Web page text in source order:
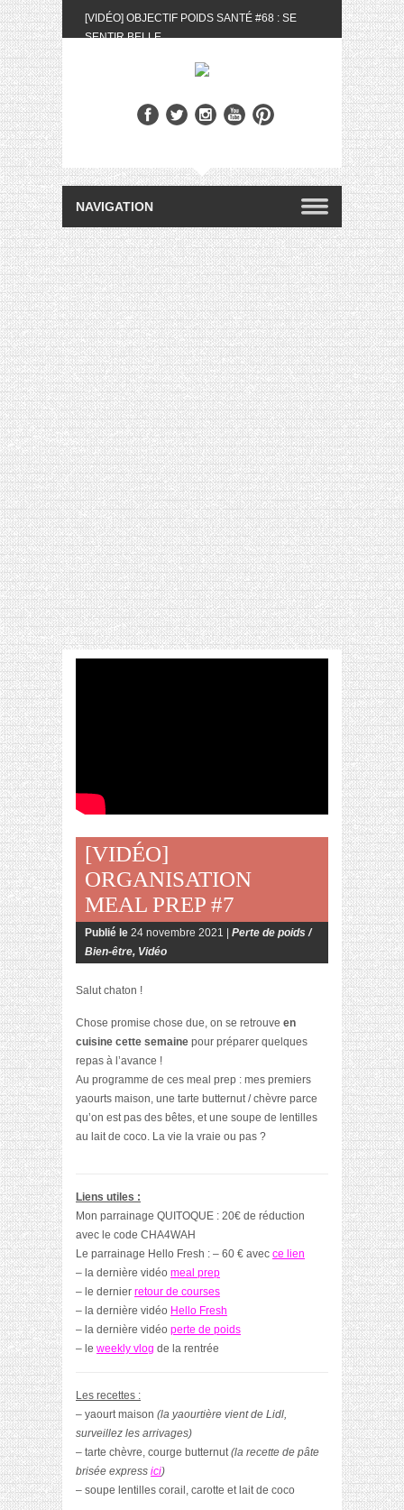
[VIDÉO] OBJECTIF POIDS SANTÉ #68 : SE
SENTIR BELLE
BIOTYFULL BOX DU MOIS DE MAI 2024 FEAT.
[VIDÉO] QUITOQUE #10 : MEAL PREP &
CONVIVIALITÉ
[VIDÉO] UNBOXING : LES MY LITTLE &
BIOTYFULL BOX DU MOIS D’AVRIL 2024
FEAT. AKILA
[VIDÉO] OBJECTIF POIDS SANTÉ #67 : L’AVIS
DES AUTRES, CE N’EST QUE LA VIE DES
AUTRES
[VIDÉO] UNBOXING : LES MY LITTLE &
BIOTYFULL BOX DES MOIS DE FÉVRIER ET
MARS 2024 FEAT. AKILA
[VIDÉO] LA SÉLECTION DU MOIS
#JANVIER2024
[VIDÉO] HELLOFRESH #34 : IDÉES
RECETTES RISOTTO
[VIDÉO]
ORGANISATION
MEAL PREP #7
Publié le 24 novembre 2021 | Perte de poids /
Bien-être, Vidéo
Salut chaton !
Chose promise chose due, on se retrouve en
cuisine cette semaine pour préparer quelques
repas à l’avance !
Au programme de ces meal prep : mes premiers
yaourts maison, une tarte butternut / chèvre parce
qu’on est pas des bêtes, et une soupe de lentilles
au lait de coco. La vie la vraie ou pas ?
Liens utiles :
Mon parrainage QUITOQUE : 20€ de réduction
avec le code CHA4WAH
Le parrainage Hello Fresh : – 60 € avec ce lien
– la dernière vidéo meal prep
– le dernier retour de courses
– la dernière vidéo Hello Fresh
– la dernière vidéo perte de poids
– le weekly vlog de la rentrée
Les recettes :
– yaourt maison (la yaourtière vient de Lidl,
surveillez les arrivages)
– tarte chèvre, courge butternut(la recette de pâte
brisée express ici)
– soupe lentilles corail, carotte et lait de coco